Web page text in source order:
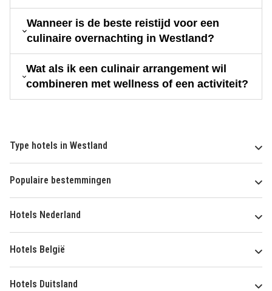
Wanneer is de beste reistijd voor een
culinaire overnachting in Westland?
Wat als ik een culinair arrangement wil
combineren met wellness of een activiteit?
Type hotels in Westland
Populaire bestemmingen
Hotels Nederland
Hotels België
Hotels Duitsland